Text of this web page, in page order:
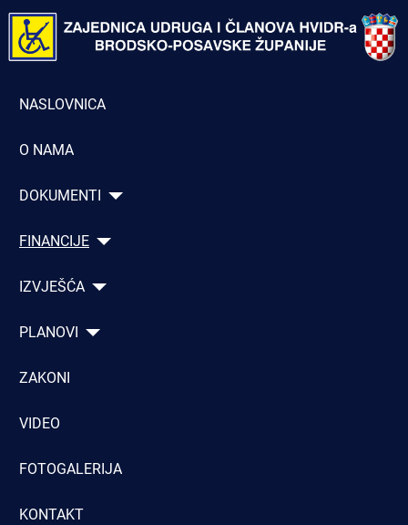
NASLOVNICA
O NAMA
DOKUMENTI
FINANCIJE
IZVJEŠĆA
PLANOVI
ZAKONI
VIDEO
FOTOGALERIJA
KONTAKT